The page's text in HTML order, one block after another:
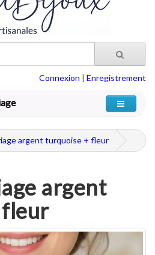
Connexion | Enregistrement
argent turquoise + fleur
argent